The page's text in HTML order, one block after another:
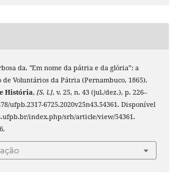
da. "Em nome da pátria e da glória”: a
de Voluntários da Pátria (Pernambuco, 1865).
História, [S. l.], v. 25, n. 43 (jul./dez.), p. 226–
ufpb.2317-6725.2020v25n43.54361. Disponível
index.php/srh/article/view/54361.